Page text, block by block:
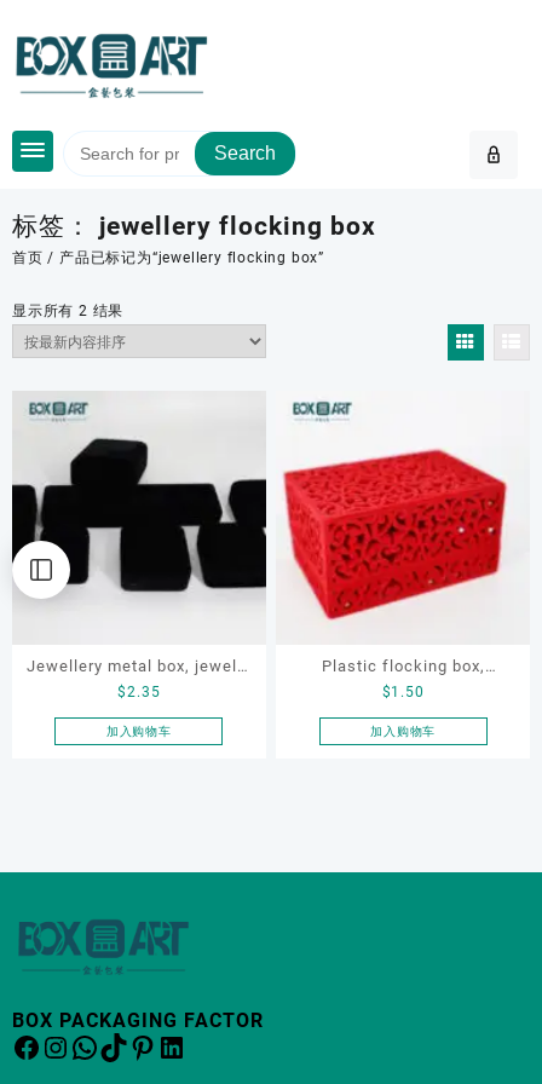
content
Search
标签： jewellery flocking box
首页 / 产品已标记为“jewellery flocking box”
显示所有 2 结果
最
新
排
Jewellery metal box, jewelry
velvet box set, OEM jewelry
box
$2.35
加入购物车
Plastic flocking box,
jewellery flocking box,
bracelet flocking box,
$1.50
加入购物车
BOX PACKAGING FACTOR
Facebook
Instagram
WhatsApp
TikTok
Pinterest
LinkedIn